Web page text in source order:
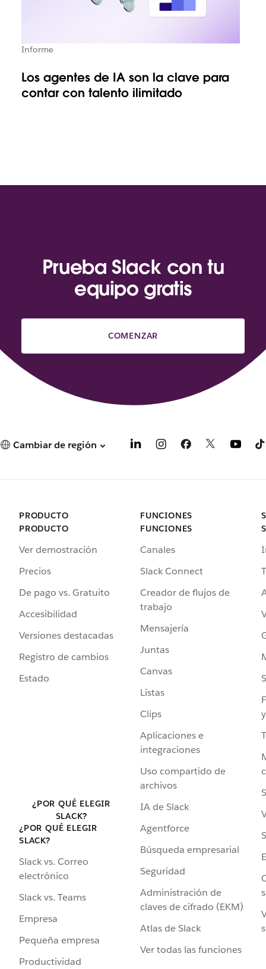
Informe
Los agentes de IA son la clave para
contar con talento ilimitado
Prueba Slack con tu
equipo gratis
COMENZAR
Cambiar de región
PRODUCTO
PRODUCTO
Ver demostración
Precios
De pago vs. Gratuito
Accesibilidad
Versiones destacadas
Registro de cambios
Estado
¿POR QUÉ ELEGIR
SLACK?
¿POR QUÉ ELEGIR
SLACK?
Slack vs. Correo
electrónico
Slack vs. Teams
Empresa
Pequeña empresa
Productividad
FUNCIONES
FUNCIONES
Canales
Slack Connect
Creador de flujos de
trabajo
Mensajería
Juntas
Canvas
Listas
Clips
Aplicaciones e
integraciones
Uso compartido de
archivos
IA de Slack
Agentforce
Búsqueda empresarial
Seguridad
Administración de
claves de cifrado (EKM)
Atlas de Slack
Ver todas las funciones